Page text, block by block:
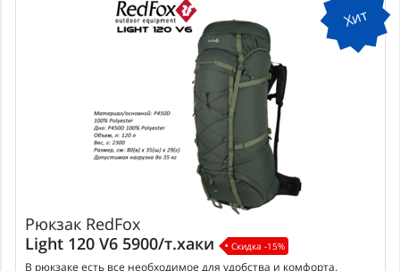
Хит
Рюкзак RedFox
Light 120 V6 5900/т.хаки
Скидка -15%
В рюкзаке есть все необходимое для удобства и комфорта.